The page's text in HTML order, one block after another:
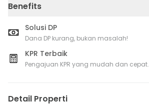
Benefits
Solusi DP
Dana DP kurang, bukan masalah!
KPR Terbaik
Pengajuan KPR yang mudah dan cepat.
Detail Properti